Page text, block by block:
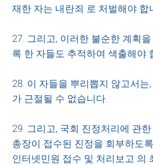
재한 자는 내란죄 로 처벌해야 합
27. 그리고, 이러한 불순한 계획
록 한 자들도 추적하여 색출해야
28. 이 자들을 뿌리뽑지 않고서
가 근절될 수 없습니다.
29. 그리고, 국회 진정처리에 관
총장이 접수된 진정을 회부하도
인터넷민원 접수 및 처리보고 의